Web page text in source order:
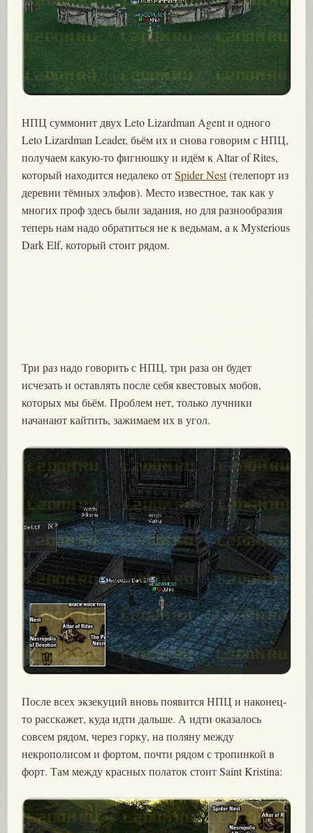
НПЦ суммонит двух Leto Lizardman Agent и одного
Leto Lizardman Leader, бьём их и снова говорим с НПЦ,
получаем какую-то фигнюшку и идём к Altar of Rites,
который находится недалеко отSpider Nest(телепорт из
деревни тёмных эльфов). Место известное, так как у
многих проф здесь были задания, но для разнообразия
теперь нам надо обратиться не к ведьмам, а к Mysterious
Dark Elf, который стоит рядом.
Три раз надо говорить с НПЦ, три раза он будет
исчезать и оставлять после себя квестовых мобов,
которых мы бьём. Проблем нет, только лучники
начанают кайтить, зажимаем их в угол.
После всех экзекуций вновь появится НПЦ и наконец-
то расскажет, куда идти дальше. А идти оказалось
совсем рядом, через горку, на поляну между
некрополисом и фортом, почти рядом с тропинкой в
форт. Там между красных полаток стоит Saint Kristina: